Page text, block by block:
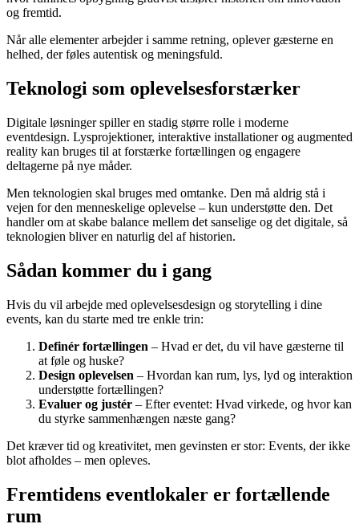
og fremtid.
Når alle elementer arbejder i samme retning, oplever gæsterne en
helhed, der føles autentisk og meningsfuld.
Teknologi som oplevelsesforstærker
Digitale løsninger spiller en stadig større rolle i moderne
eventdesign. Lysprojektioner, interaktive installationer og augmented
reality kan bruges til at forstærke fortællingen og engagere
deltagerne på nye måder.
Men teknologien skal bruges med omtanke. Den må aldrig stå i
vejen for den menneskelige oplevelse – kun understøtte den. Det
handler om at skabe balance mellem det sanselige og det digitale, så
teknologien bliver en naturlig del af historien.
Sådan kommer du i gang
Hvis du vil arbejde med oplevelsesdesign og storytelling i dine
events, kan du starte med tre enkle trin:
Definér fortællingen – Hvad er det, du vil have gæsterne til
at føle og huske?
Design oplevelsen – Hvordan kan rum, lys, lyd og interaktion
understøtte fortællingen?
Evaluer og justér – Efter eventet: Hvad virkede, og hvor kan
du styrke sammenhængen næste gang?
Det kræver tid og kreativitet, men gevinsten er stor: Events, der ikke
blot afholdes – men opleves.
Fremtidens eventlokaler er fortællende
rum